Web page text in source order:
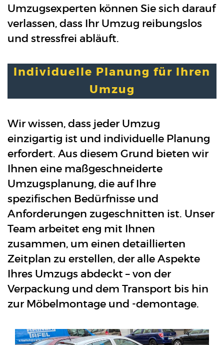
Umzugsexperten können Sie sich darauf
verlassen, dass Ihr Umzug reibungslos
und stressfrei abläuft.
Individuelle Planung für Ihren
Umzug
Wir wissen, dass jeder Umzug
einzigartig ist und individuelle Planung
erfordert. Aus diesem Grund bieten wir
Ihnen eine maßgeschneiderte
Umzugsplanung, die auf Ihre
spezifischen Bedürfnisse und
Anforderungen zugeschnitten ist. Unser
Team arbeitet eng mit Ihnen
zusammen, um einen detaillierten
Zeitplan zu erstellen, der alle Aspekte
Ihres Umzugs abdeckt – von der
Verpackung und dem Transport bis hin
zur Möbelmontage und -demontage.